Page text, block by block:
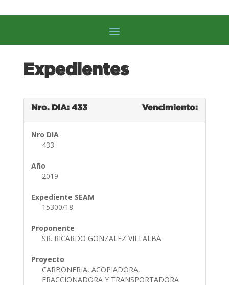
Expedientes
Nro. DIA: 433 Vencimiento:
Nro DIA
433
Año
2019
Expediente SEAM
15300/18
Proponente
SR. RICARDO GONZALEZ VILLALBA
Proyecto
CARBONERIA, ACOPIADORA,
FRACCIONADORA Y TRANSPORTADORA